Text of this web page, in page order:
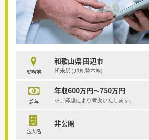
勤務地
和歌山県 田辺市
朝来駅 (JR紀勢本線)
給与
年収600万円～750万円
※ご経験により考慮いたします。
法人名
非公開